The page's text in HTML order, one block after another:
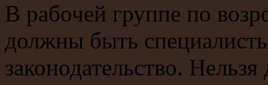
В рабочей группе по
должны быть
законодательство.